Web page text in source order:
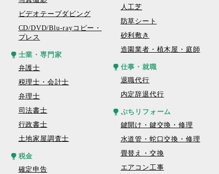
ビデオテープダビング
CD/DVD/Blu-rayコピー・
プレス
士業・専門家
弁護士
税理士・会計士
弁理士
司法書士
行政書士
土地家屋調査士
税金
確定申告
人工芝
防草シート
砂利敷き
造園業者・植木屋・庭師
仕事・就職
退職代行
内定辞退代行
ぷちリフォーム
鍵開け・鍵交換・修理
水道管・蛇口交換・修理
畳替え・交換
エアコン工事